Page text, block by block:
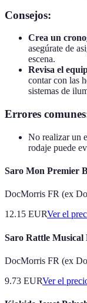
Consejos:
Crea un
asegúrate de
escena.
Revisa el
contar con las
sistemas de
Errores
No realizar un
rodaje puede
Saro Mon Premier
DocMorris FR (ex
12.15 EURVer el
Saro Rattle Musical
DocMorris FR (ex
9.73 EURVer el